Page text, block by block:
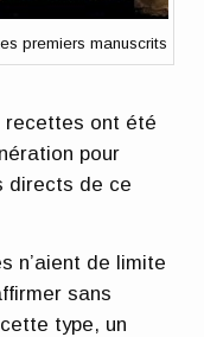
premiers manuscrits
recettes ont été
pour
directs de ce
n’aient de limite
sans
type, un